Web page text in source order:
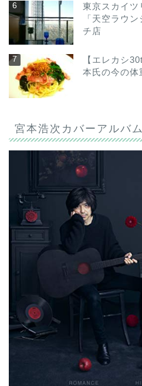
東京スカイツ
「天空ラウ
チ店
【エレカシ
本氏の今の体
宮本浩次カバーアルバ